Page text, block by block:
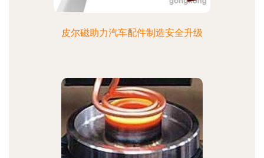
皮尔磁助力汽车配件制造安全升级